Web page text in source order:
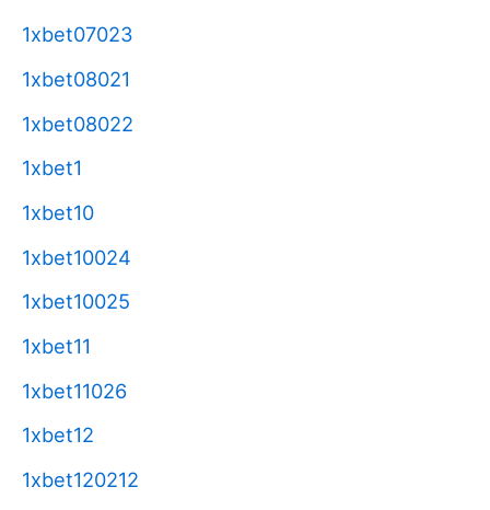
1xbet07023
1xbet08021
1xbet08022
1xbet1
1xbet10
1xbet10024
1xbet10025
1xbet11
1xbet11026
1xbet12
1xbet120212